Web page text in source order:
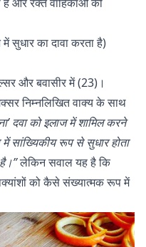
में सुधार का दावा करता है)
और बवासीर में (23)।
निम्नलिखित वाक्य के साथ
दवा को इलाज में शामिल करने
सांख्यिकीय रूप से सुधार होता
लेकिन सवाल यह है कि
को कैसे संख्यात्मक रूप में